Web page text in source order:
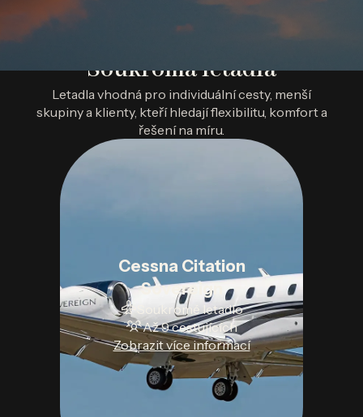
Soukromá letadla
Letadla vhodná pro individuální cesty, menší
skupiny a klienty, kteří hledají flexibilitu, komfort a
řešení na míru.
Cessna Citation
Sovereign
Soukromé letadlo
Až 9 cestujících
Zobrazit více informací